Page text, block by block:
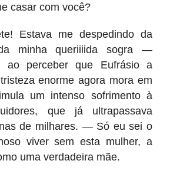
casar com você?
Estava me despedindo da
minha queriiiida sogra —
ao perceber que Eufrásio a
enorme agora mora em
um intenso sofrimento à
que já ultrapassava
de milhares. — Só eu sei o
viver sem esta mulher, a
uma verdadeira mãe.